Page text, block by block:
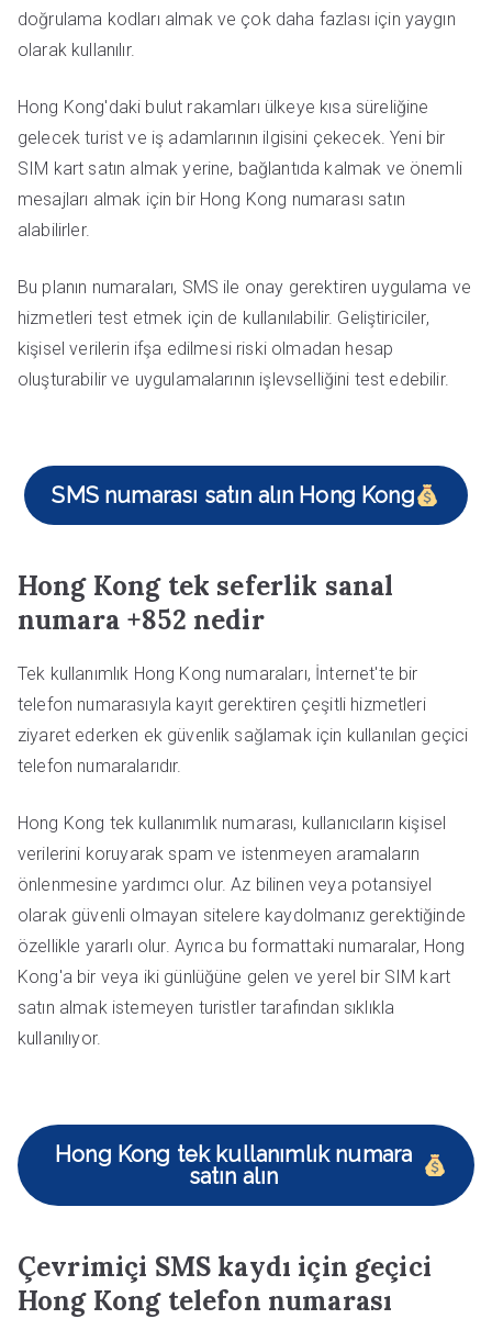
doğrulama kodları almak ve çok daha fazlası için yaygın
olarak kullanılır.
Hong Kong'daki bulut rakamları ülkeye kısa süreliğine
gelecek turist ve iş adamlarının ilgisini çekecek. Yeni bir
SIM kart satın almak yerine, bağlantıda kalmak ve önemli
mesajları almak için bir Hong Kong numarası satın
alabilirler.
Bu planın numaraları, SMS ile onay gerektiren uygulama ve
hizmetleri test etmek için de kullanılabilir. Geliştiriciler,
kişisel verilerin ifşa edilmesi riski olmadan hesap
oluşturabilir ve uygulamalarının işlevselliğini test edebilir.
SMS numarası satın alın Hong Kong
Hong Kong tek seferlik sanal
numara +852 nedir
Tek kullanımlık Hong Kong numaraları, İnternet'te bir
telefon numarasıyla kayıt gerektiren çeşitli hizmetleri
ziyaret ederken ek güvenlik sağlamak için kullanılan geçici
telefon numaralarıdır.
Hong Kong tek kullanımlık numarası, kullanıcıların kişisel
verilerini koruyarak spam ve istenmeyen aramaların
önlenmesine yardımcı olur. Az bilinen veya potansiyel
olarak güvenli olmayan sitelere kaydolmanız gerektiğinde
özellikle yararlı olur. Ayrıca bu formattaki numaralar, Hong
Kong'a bir veya iki günlüğüne gelen ve yerel bir SIM kart
satın almak istemeyen turistler tarafından sıklıkla
kullanılıyor.
Hong Kong tek kullanımlık numara
satın alın
Çevrimiçi SMS kaydı için geçici
Hong Kong telefon numarası